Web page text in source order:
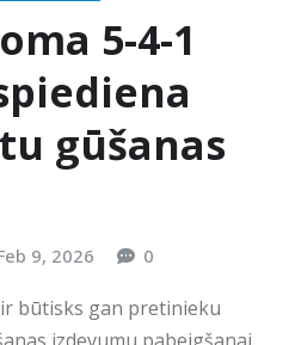
5-4-1
gūšanas
9, 2026 0
būtisks gan pretinieku